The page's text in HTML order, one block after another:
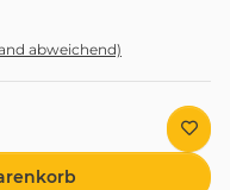
abweichend)